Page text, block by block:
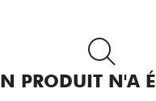
PRODUIT N'A